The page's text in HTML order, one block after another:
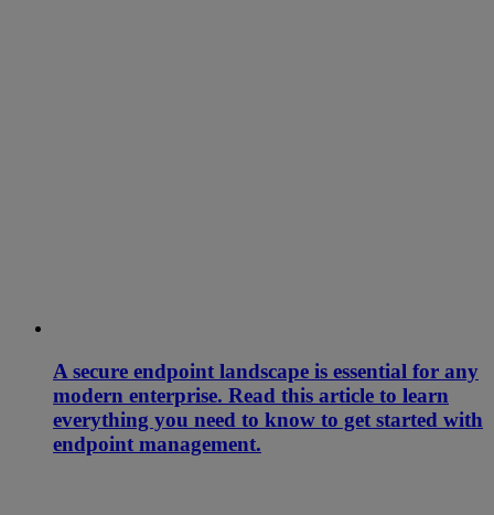
A secure endpoint landscape is essential for any
modern enterprise. Read this article to learn
everything you need to know to get started with
endpoint management.